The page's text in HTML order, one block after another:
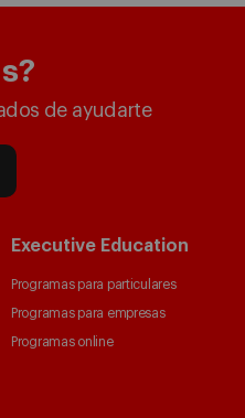
de ayudarte
Executive Education
Programas para particulares
Programas para empresas
Programas online